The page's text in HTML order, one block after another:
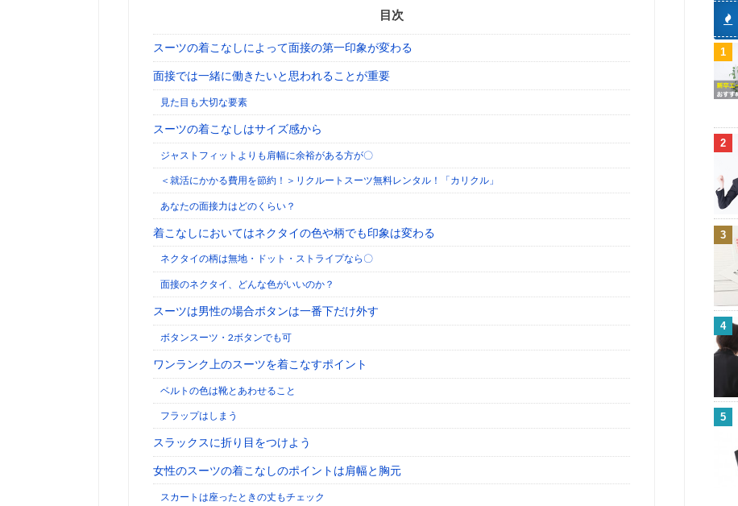
目次
スーツの着こなしによって面接の第一印象が変わる
面接では一緒に働きたいと思われることが重要
見た目も大切な要素
スーツの着こなしはサイズ感から
ジャストフィットよりも肩幅に余裕がある方が〇
＜就活にかかる費用を節約！＞リクルートスーツ無料レンタル！「カリクル」
あなたの面接力はどのくらい？
着こなしにおいてはネクタイの色や柄でも印象は変わる
ネクタイの柄は無地・ドット・ストライプなら〇
面接のネクタイ、どんな色がいいのか？
スーツは男性の場合ボタンは一番下だけ外す
ボタンスーツ・2ボタンでも可
ワンランク上のスーツを着こなすポイント
ベルトの色は靴とあわせること
フラップはしまう
スラックスに折り目をつけよう
女性のスーツの着こなしのポイントは肩幅と胸元
スカートは座ったときの丈もチェック
1
2
3
4
5